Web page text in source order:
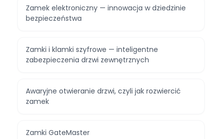
Zamek elektroniczny — innowacja w dziedzinie
bezpieczeństwa
Zamki i klamki szyfrowe — inteligentne
zabezpieczenia drzwi zewnętrznych
Awaryjne otwieranie drzwi, czyli jak rozwiercić
zamek
Zamki GateMaster